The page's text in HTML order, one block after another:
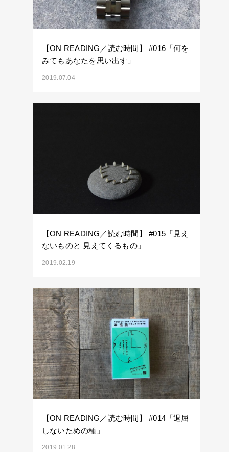
【ON READING／読む時間】 #016「何を
みてもあなたを思い出す」
2019.07.04
【ON READING／読む時間】 #015「見え
ないものと 見えてくるもの」
2019.02.19
【ON READING／読む時間】 #014「退屈
しないための種」
2019.01.28